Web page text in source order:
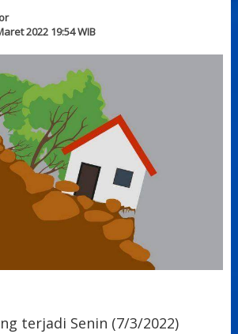
2022 19:54 WIB
terjadi Senin (7/3/2022)